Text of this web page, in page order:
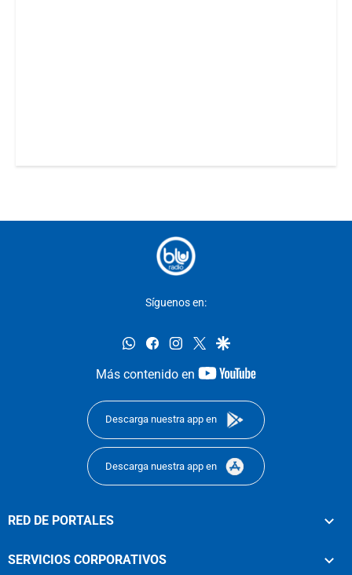
Síguenos en:
whatsappfacebookinstagram
twittergoogle
Más contenido en
youtube-
Descarga nuestra app en
Descarga nuestra app en
RED DE PORTALES
SERVICIOS CORPORATIVOS